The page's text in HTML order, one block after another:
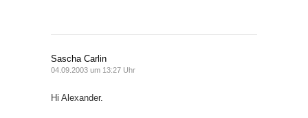
Sascha Carlin
04.09.2003 um 13:27 Uhr
Hi Alexander.